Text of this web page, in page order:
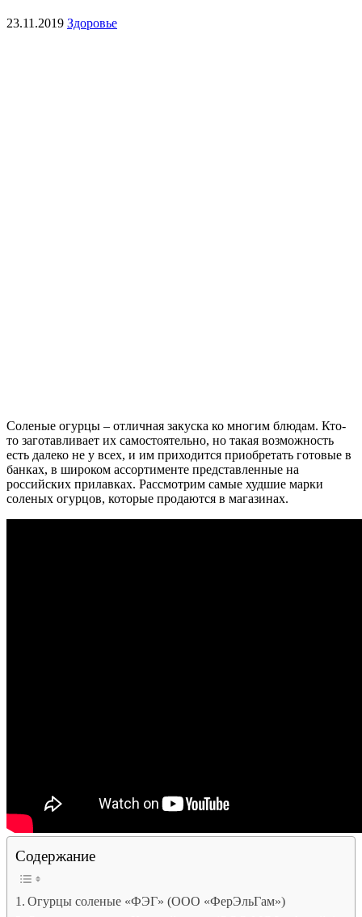
23.11.2019 Здоровье
Соленые огурцы – отличная закуска ко многим блюдам. Кто-
то заготавливает их самостоятельно, но такая возможность
есть далеко не у всех, и им приходится приобретать готовые в
банках, в широком ассортименте представленные на
российских прилавках. Рассмотрим самые худшие марки
соленых огурцов, которые продаются в магазинах.
Содержание
Огурцы соленые «ФЭГ» (ООО «ФерЭльГам»)